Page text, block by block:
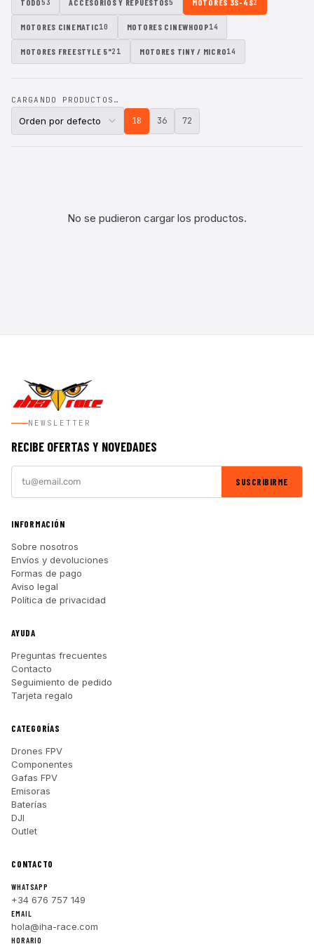
TODO53 ACCESORIOS Y REPUESTOS5 MOTORES 3S-4S2
MOTORES CINEMATIC10 MOTORES CINEWHOOP14
MOTORES FREESTYLE 5"21 MOTORES TINY / MICRO14
CARGANDO PRODUCTOS…
18 36 72
No se pudieron cargar los productos.
NEWSLETTER
RECIBE OFERTAS Y NOVEDADES
SUSCRIBIRME
INFORMACIÓN
Sobre nosotros
Envíos y devoluciones
Formas de pago
Aviso legal
Política de privacidad
AYUDA
Preguntas frecuentes
Contacto
Seguimiento de pedido
Tarjeta regalo
CATEGORÍAS
Drones FPV
Componentes
Gafas FPV
Emisoras
Baterías
DJI
Outlet
CONTACTO
WHATSAPP
+34 676 757 149
EMAIL
hola@iha-race.com
HORARIO